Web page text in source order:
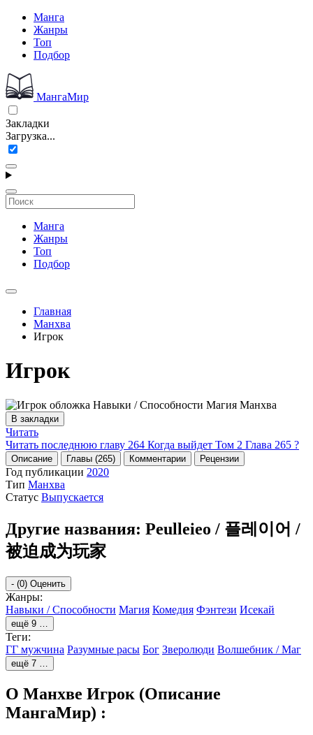
Манга
Жанры
Топ
Подбор
МангаМир
Закладки
Загрузка...
Манга
Жанры
Топ
Подбор
Главная
Манхва
Игрок
Игрок
В закладки
Читать
Читать последнюю главу 264 Когда выйдет Том 2 Глава 265 ?
Описание Главы (265) Комментарии Рецензии
Год публикации 2020
Тип Манхва
Статус Выпускается
Другие названия: Peulleieo / 플레이어 /
被迫成为玩家
- (0) Оценить
Жанры:
Навыки / Способности Магия Комедия Фэнтези Исекай
ещё 9 …
Теги:
ГГ мужчина Разумные расы Бог Зверолюди Волшебник / Маг
ещё 7 …
О Манхве Игрок (Описание
МангаМир) :